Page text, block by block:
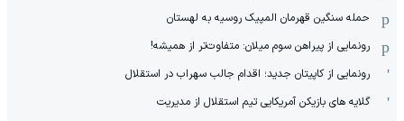
حمله سنگین قهرمان المپیک روسیه به لهستان
رونمایی از پیراهن سوم میلان: متفاوت‌تر از همیشه!
رونمایی از کاپیتان جدید؛ اقدام جالب سهراب در استقلال
گلایه های بازیکن آمریکایی تیم استقلال از مدیریت